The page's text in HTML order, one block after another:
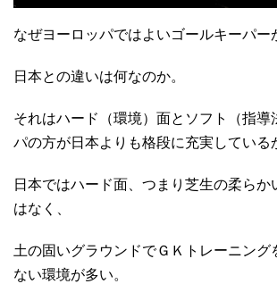
なぜヨーロッパではよいゴールキーパー
日本との違いは何なのか。
それはハード（環境）面とソフト（指導
パの方が日本よりも格段に充実している
日本ではハード面、つまり芝生の柔らか
はなく、
土の固いグラウンドでＧＫトレーニング
ない環境が多い。